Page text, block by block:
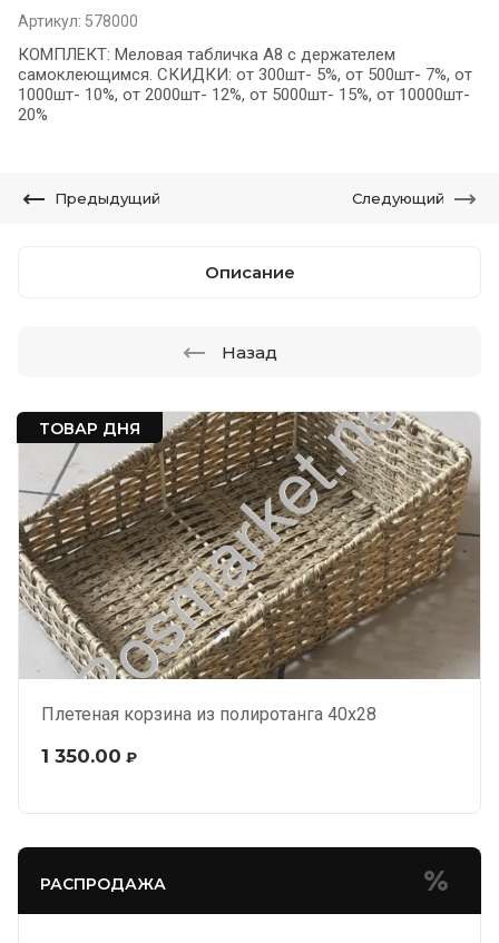
ТОВАР ДНЯ
Плетеная корзина из полиротанга 40х28
1 350.00 ₽
РАСПРОДАЖА
Артикул: 578000
КОМПЛЕКТ: Меловая табличка А8 с держателем
самоклеющимся. СКИДКИ: от 300шт- 5%, от 500шт- 7%, от
1000шт- 10%, от 2000шт- 12%, от 5000шт- 15%, от 10000шт-
20%
Предыдущий Следующий
Описание
Назад